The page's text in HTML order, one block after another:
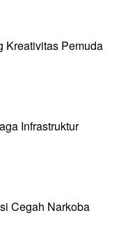
Kreativitas Pemuda
Infrastruktur
Cegah Narkoba